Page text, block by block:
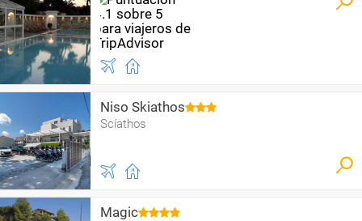
Niso Skiathos
Scíathos
Magic